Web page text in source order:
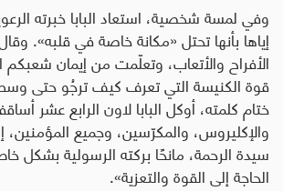
وفي لمسة شخصية، استعاد البابا خبرته
إياها بأنها تحتل «مكانة خاصة في قلبه».
الأفراح والأتعاب، وتعلّمت من إيمان
قوة الكنيسة التي تعرف كيف ترجُو حتى
ختام كلمته، أوكل البابا لاون الرابع عشر
والإكليروس، والمكرّسين، وجميع المؤمنين،
سيدة الرحمة، مانحًا بركته الرسولية
الحاجة إلى القوة والتعزية».